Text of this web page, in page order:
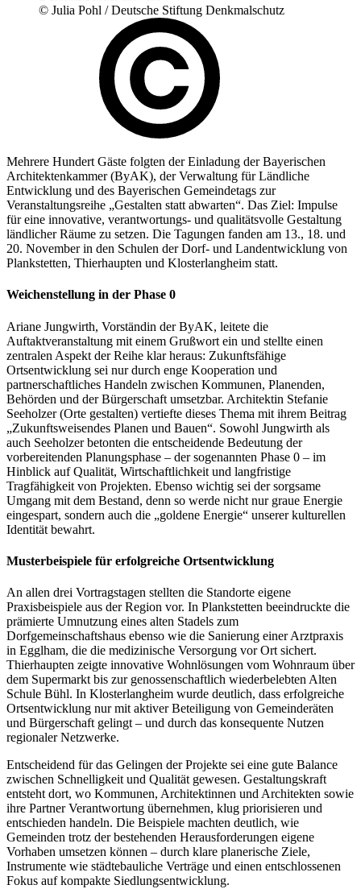
© Julia Pohl / Deutsche Stiftung Denkmalschutz
Mehrere Hundert Gäste folgten der Einladung der Bayerischen
Architektenkammer (ByAK), der Verwaltung für Ländliche
Entwicklung und des Bayerischen Gemeindetags zur
Veranstaltungsreihe „Gestalten statt abwarten“. Das Ziel: Impulse
für eine innovative, verantwortungs- und qualitätsvolle Gestaltung
ländlicher Räume zu setzen. Die Tagungen fanden am 13., 18. und
20. November in den Schulen der Dorf- und Landentwicklung von
Plankstetten, Thierhaupten und Klosterlangheim statt.
Weichenstellung in der Phase 0
Ariane Jungwirth, Vorständin der ByAK, leitete die
Auftaktveranstaltung mit einem Grußwort ein und stellte einen
zentralen Aspekt der Reihe klar heraus: Zukunftsfähige
Ortsentwicklung sei nur durch enge Kooperation und
partnerschaftliches Handeln zwischen Kommunen, Planenden,
Behörden und der Bürgerschaft umsetzbar. Architektin Stefanie
Seeholzer (Orte gestalten) vertiefte dieses Thema mit ihrem Beitrag
„Zukunftsweisendes Planen und Bauen“. Sowohl Jungwirth als
auch Seeholzer betonten die entscheidende Bedeutung der
vorbereitenden Planungsphase – der sogenannten Phase 0 – im
Hinblick auf Qualität, Wirtschaftlichkeit und langfristige
Tragfähigkeit von Projekten. Ebenso wichtig sei der sorgsame
Umgang mit dem Bestand, denn so werde nicht nur graue Energie
eingespart, sondern auch die „goldene Energie“ unserer kulturellen
Identität bewahrt.
Musterbeispiele für erfolgreiche Ortsentwicklung
An allen drei Vortragstagen stellten die Standorte eigene
Praxisbeispiele aus der Region vor. In Plankstetten beeindruckte die
prämierte Umnutzung eines alten Stadels zum
Dorfgemeinschaftshaus ebenso wie die Sanierung einer Arztpraxis
in Egglham, die die medizinische Versorgung vor Ort sichert.
Thierhaupten zeigte innovative Wohnlösungen vom Wohnraum über
dem Supermarkt bis zur genossenschaftlich wiederbelebten Alten
Schule Bühl. In Klosterlangheim wurde deutlich, dass erfolgreiche
Ortsentwicklung nur mit aktiver Beteiligung von Gemeinderäten
und Bürgerschaft gelingt – und durch das konsequente Nutzen
regionaler Netzwerke.
Entscheidend für das Gelingen der Projekte sei eine gute Balance
zwischen Schnelligkeit und Qualität gewesen. Gestaltungskraft
entsteht dort, wo Kommunen, Architektinnen und Architekten sowie
ihre Partner Verantwortung übernehmen, klug priorisieren und
entschieden handeln. Die Beispiele machten deutlich, wie
Gemeinden trotz der bestehenden Herausforderungen eigene
Vorhaben umsetzen können – durch klare planerische Ziele,
Instrumente wie städtebauliche Verträge und einen entschlossenen
Fokus auf kompakte Siedlungsentwicklung.